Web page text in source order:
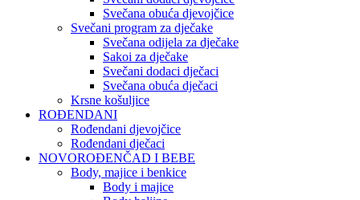
Svečana obuća djevojčice
Svečani program za dječake
Svečana odijela za dječake
Sakoi za dječake
Svečani dodaci dječaci
Svečana obuća dječaci
Krsne košuljice
ROĐENDANI
Rođendani djevojčice
Rođendani dječaci
NOVOROĐENČAD I BEBE
Body, majice i benkice
Body i majice